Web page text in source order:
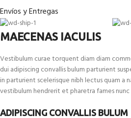
Envíos y Entregas
MAECENAS IACULIS
Vestibulum curae torquent diam diam
dui adipiscing convallis bulum parturient
in parturient scelerisque nibh lectus quam a
vestibulum hendrerit et pharetra fames
ADIPISCING CONVALLIS BULUM